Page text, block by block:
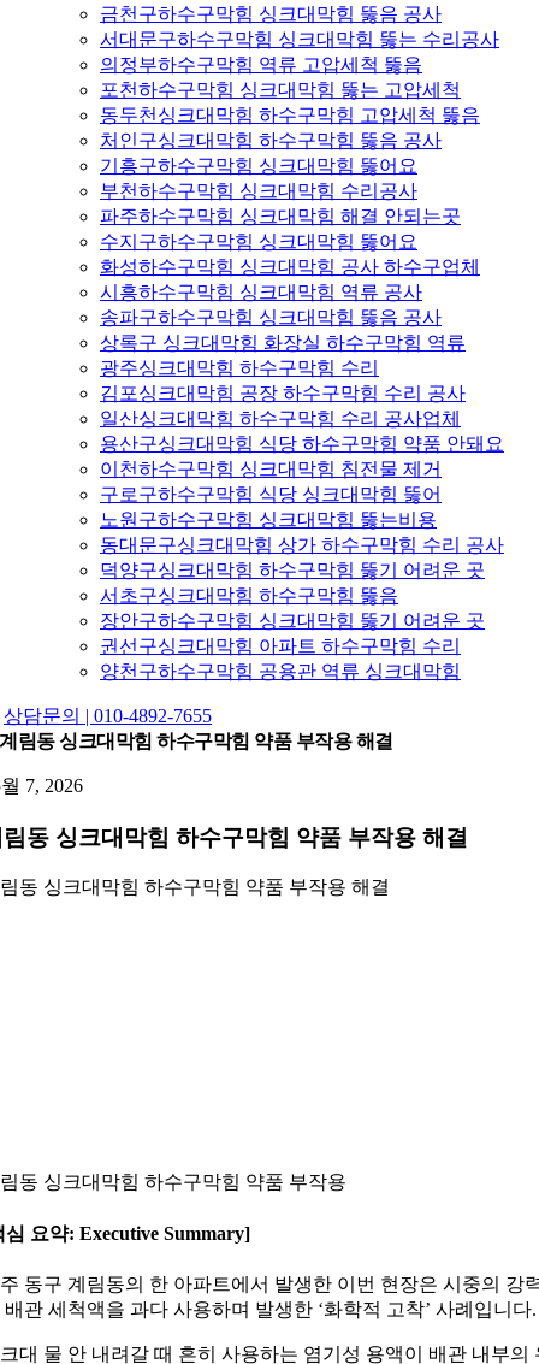
금천구하수구막힘 싱크대막힘 뚫음 공사
서대문구하수구막힘 싱크대막힘 뚫는 수리공사
의정부하수구막힘 역류 고압세척 뚫음
포천하수구막힘 싱크대막힘 뚫는 고압세척
동두천싱크대막힘 하수구막힘 고압세척 뚫음
처인구싱크대막힘 하수구막힘 뚫음 공사
기흥구하수구막힘 싱크대막힘 뚫어요
부천하수구막힘 싱크대막힘 수리공사
파주하수구막힘 싱크대막힘 해결 안되는곳
수지구하수구막힘 싱크대막힘 뚫어요
화성하수구막힘 싱크대막힘 공사 하수구업체
시흥하수구막힘 싱크대막힘 역류 공사
송파구하수구막힘 싱크대막힘 뚫음 공사
상록구 싱크대막힘 화장실 하수구막힘 역류
광주싱크대막힘 하수구막힘 수리
김포싱크대막힘 공장 하수구막힘 수리 공사
일산싱크대막힘 하수구막힘 수리 공사업체
용산구싱크대막힘 식당 하수구막힘 약품 안돼요
이천하수구막힘 싱크대막힘 침전물 제거
구로구하수구막힘 식당 싱크대막힘 뚫어
노원구하수구막힘 싱크대막힘 뚫는비용
동대문구싱크대막힘 상가 하수구막힘 수리 공사
덕양구싱크대막힘 하수구막힘 뚫기 어려운 곳
서초구싱크대막힘 하수구막힘 뚫음
장안구하수구막힘 싱크대막힘 뚫기 어려운 곳
권선구싱크대막힘 아파트 하수구막힘 수리
양천구하수구막힘 공용관 역류 싱크대막힘
상담문의 | 010-4892-7655
계림동 싱크대막힘 하수구막힘 약품 부작용 해결
7, 2026
동 싱크대막힘 하수구막힘 약품 부작용 해결
동 싱크대막힘 하수구막힘 약품 부작용 해결
동 싱크대막힘 하수구막힘 약품 부작용
심 요약: Executive Summary]
동구 계림동의 한 아파트에서 발생한 이번 현장은 시중의 강
배관 세척액을 과다 사용하며 발생한 ‘화학적 고착’ 사례입니다.
대 물 안 내려갈 때 흔히 사용하는 염기성 용액이 배관 내부의